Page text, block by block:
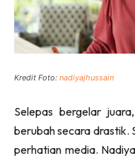
Kredit Foto: nadiyajhussain
Selepas bergelar
berubah secara drastik.
perhatian media.